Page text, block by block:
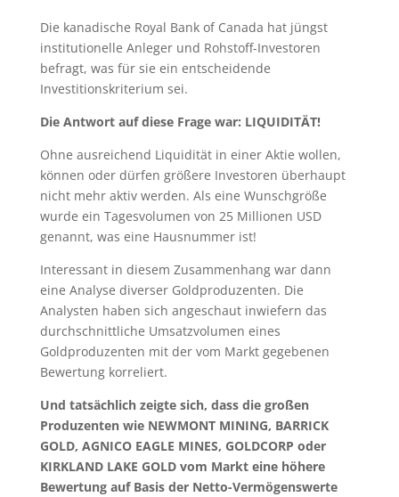
Die kanadische Royal Bank of Canada hat jüngst
institutionelle Anleger und Rohstoff-Investoren
befragt, was für sie ein entscheidende
Investitionskriterium sei.
Die Antwort auf diese Frage war: LIQUIDITÄT!
Ohne ausreichend Liquidität in einer Aktie wollen,
können oder dürfen größere Investoren überhaupt
nicht mehr aktiv werden. Als eine Wunschgröße
wurde ein Tagesvolumen von 25 Millionen USD
genannt, was eine Hausnummer ist!
Interessant in diesem Zusammenhang war dann
eine Analyse diverser Goldproduzenten. Die
Analysten haben sich angeschaut inwiefern das
durchschnittliche Umsatzvolumen eines
Goldproduzenten mit der vom Markt gegebenen
Bewertung korreliert.
Und tatsächlich zeigte sich, dass die großen
Produzenten wie NEWMONT MINING, BARRICK
GOLD, AGNICO EAGLE MINES, GOLDCORP oder
KIRKLAND LAKE GOLD vom Markt eine höhere
Bewertung auf Basis der Netto-Vermögenswerte